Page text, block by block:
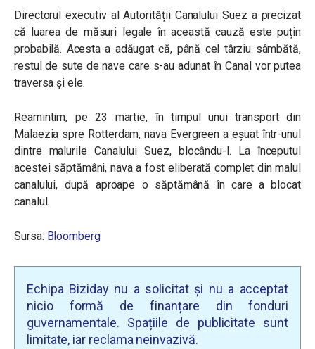
Directorul executiv al Autorității Canalului Suez a precizat
că luarea de măsuri legale în această cauză este puțin
probabilă. Acesta a adăugat că, până cel târziu sâmbătă,
restul de sute de nave care s-au adunat în Canal vor putea
traversa și ele.
Reamintim, pe 23 martie, în timpul unui transport din
Malaezia spre Rotterdam, nava Evergreen a eșuat într-unul
dintre malurile Canalului Suez, blocându-l. La începutul
acestei săptămâni, nava a fost eliberată complet din malul
canalului, după aproape o săptămână în care a blocat
canalul.
Sursa: Bloomberg
Echipa Biziday nu a solicitat și nu a acceptat
nicio formă de finanțare din fonduri
guvernamentale. Spațiile de publicitate sunt
limitate, iar reclama neinvazivă.